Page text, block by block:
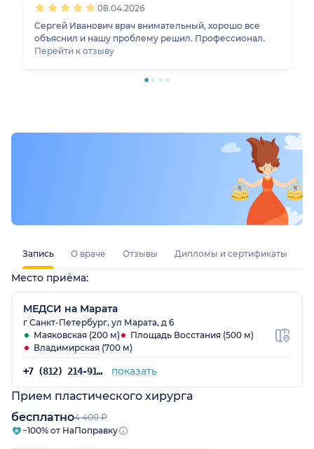
Запись О враче Отзывы Дипломы и сертификаты
Место приёма:
МЕДСИ на Марата
г Санкт-Петербург, ул Марата, д 6
Маяковская (200 м)
Площадь Восстания (500 м)
Владимирская (700 м)
+7 (812) 214-91-98 показать
Прием пластического хирурга
бесплатно4 400 ₽
−100% от НаПоправку
замечательный, внимательный, профессиональный,
знающий. Поставила бы ему 5 баллов, это
заслуженно.
08.04.2026
Сергей Иванович врач внимательный, хорошо все
объяснил и нашу проблему решил. Профессионал.
Перейти к отзыву